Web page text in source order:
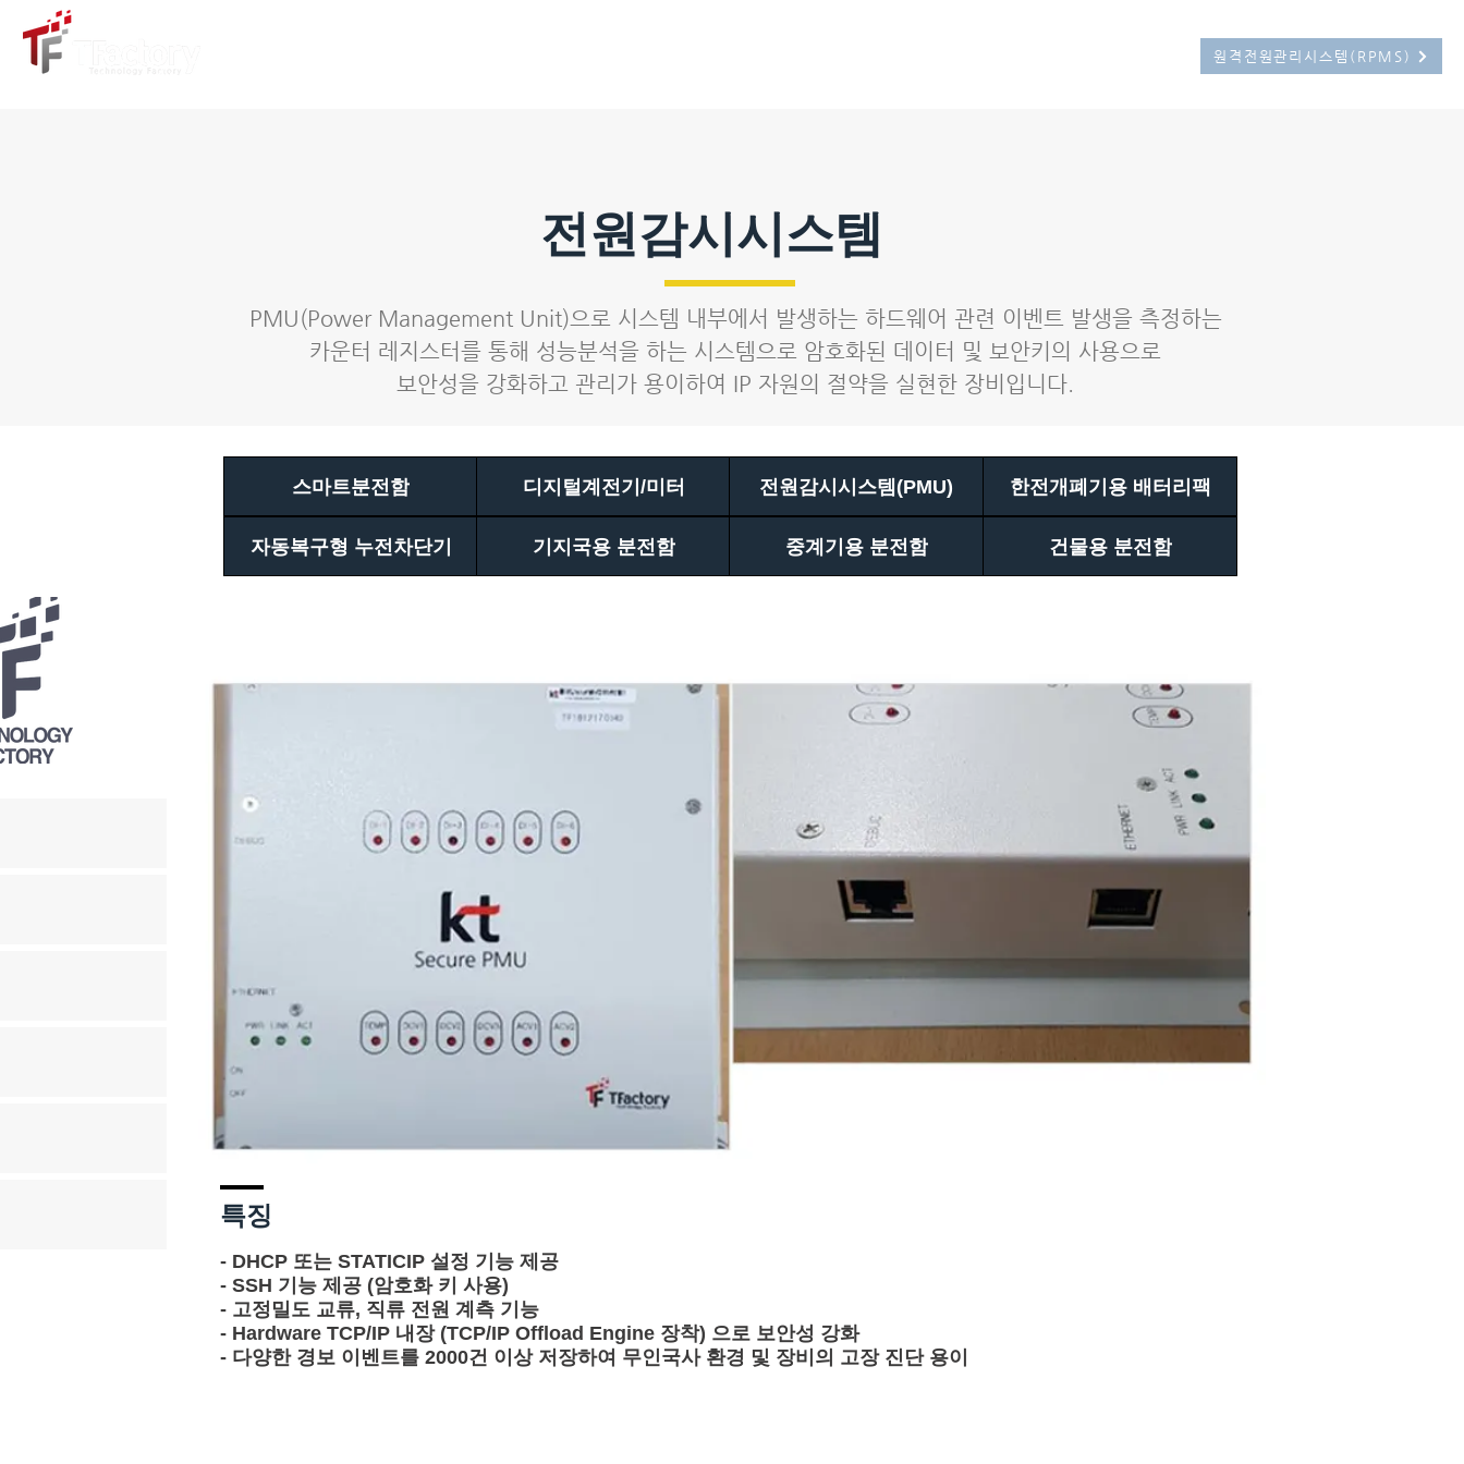
원격전원관리시스템(RPMS)
전원감시시스템
PMU(Power Management Unit)으로 시스템 내부에서 발생하는 하드웨어 관련 이벤트 발생을 측정하는
카운터 레지스터를 통해 성능분석을 하는 시스템으로 암호화된 데이터 및 보안키의 사용으로
보안성을 강화하고 관리가 용이하여 IP 자원의 절약을 실현한 장비입니다.
스마트분전함 디지털계전기/미터 전원감시시스템(PMU) 한전개폐기용 배터리팩
자동복구형 누전차단기 기지국용 분전함 중계기용 분전함 건물용 분전함
​특징
- DHCP 또는 STATICIP 설정 기능 제공
- SSH 기능 제공 (암호화 키 사용)
- 고정밀도 교류, 직류 전원 계측 기능
- Hardware TCP/IP 내장 (TCP/IP Offload Engine 장착) 으로 보안성 강화
- 다양한 경보 이벤트를 2000건 이상 저장하여 무인국사 환경 및 장비의 고장 진단 용이